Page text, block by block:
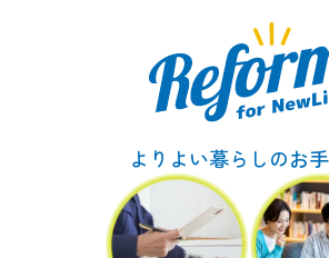
よりよい暮らしのお